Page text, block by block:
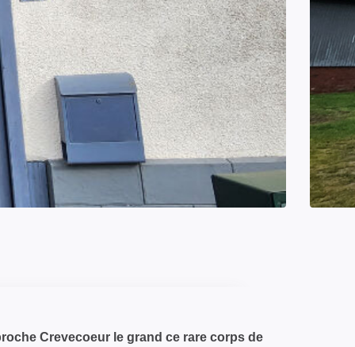
Crevecoeur le grand ce rare corps de